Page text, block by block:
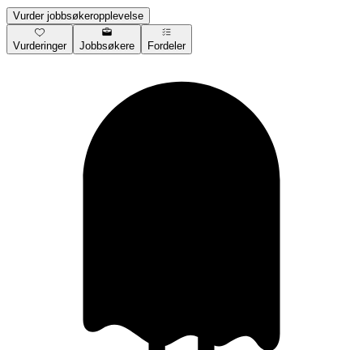
Vurder jobbsøkeropplevelse
Vurderinger Jobbsøkere Fordeler